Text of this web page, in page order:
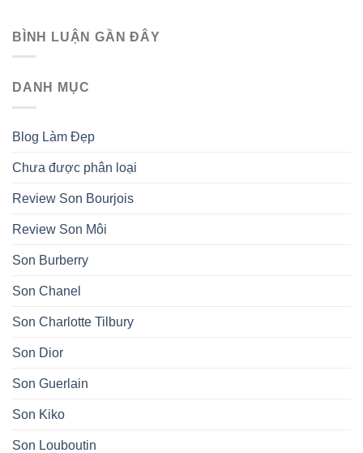
BÌNH LUẬN GẦN ĐÂY
DANH MỤC
Blog Làm Đẹp
Chưa được phân loại
Review Son Bourjois
Review Son Môi
Son Burberry
Son Chanel
Son Charlotte Tilbury
Son Dior
Son Guerlain
Son Kiko
Son Louboutin